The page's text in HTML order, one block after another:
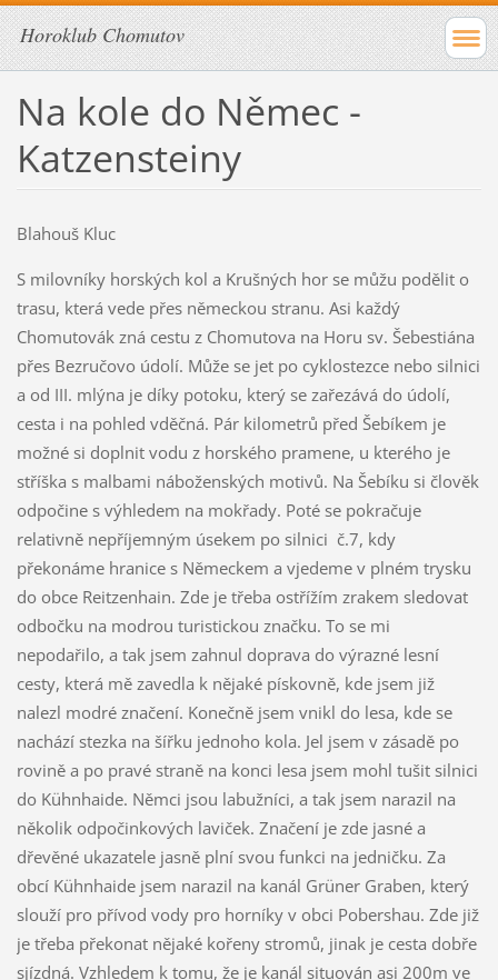
Horoklub Chomutov
Na kole do Němec -
Katzensteiny
Blahouš Kluc
S milovníky horských kol a Krušných hor se můžu podělit o
trasu, která vede přes německou stranu. Asi každý
Chomutovák zná cestu z Chomutova na Horu sv. Šebestiána
přes Bezručovo údolí. Může se jet po cyklostezce nebo silnici
a od III. mlýna je díky potoku, který se zařezává do údolí,
cesta i na pohled vděčná. Pár kilometrů před Šebíkem je
možné si doplnit vodu z horského pramene, u kterého je
stříška s malbami náboženských motivů. Na Šebíku si člověk
odpočine s výhledem na mokřady. Poté se pokračuje
relativně nepříjemným úsekem po silnici č.7, kdy
překonáme hranice s Německem a vjedeme v plném trysku
do obce Reitzenhain. Zde je třeba ostřížím zrakem sledovat
odbočku na modrou turistickou značku. To se mi
nepodařilo, a tak jsem zahnul doprava do výrazné lesní
cesty, která mě zavedla k nějaké pískovně, kde jsem již
nalezl modré značení. Konečně jsem vnikl do lesa, kde se
nachází stezka na šířku jednoho kola. Jel jsem v zásadě po
rovině a po pravé straně na konci lesa jsem mohl tušit silnici
do Kühnhaide. Němci jsou labužníci, a tak jsem narazil na
několik odpočinkových laviček. Značení je zde jasné a
dřevěné ukazatele jasně plní svou funkci na jedničku. Za
obcí Kühnhaide jsem narazil na kanál Grüner Graben, který
slouží pro přívod vody pro horníky v obci Pobershau. Zde již
je třeba překonat nějaké kořeny stromů, jinak je cesta dobře
sjízdná. Vzhledem k tomu, že je kanál situován asi 200m ve